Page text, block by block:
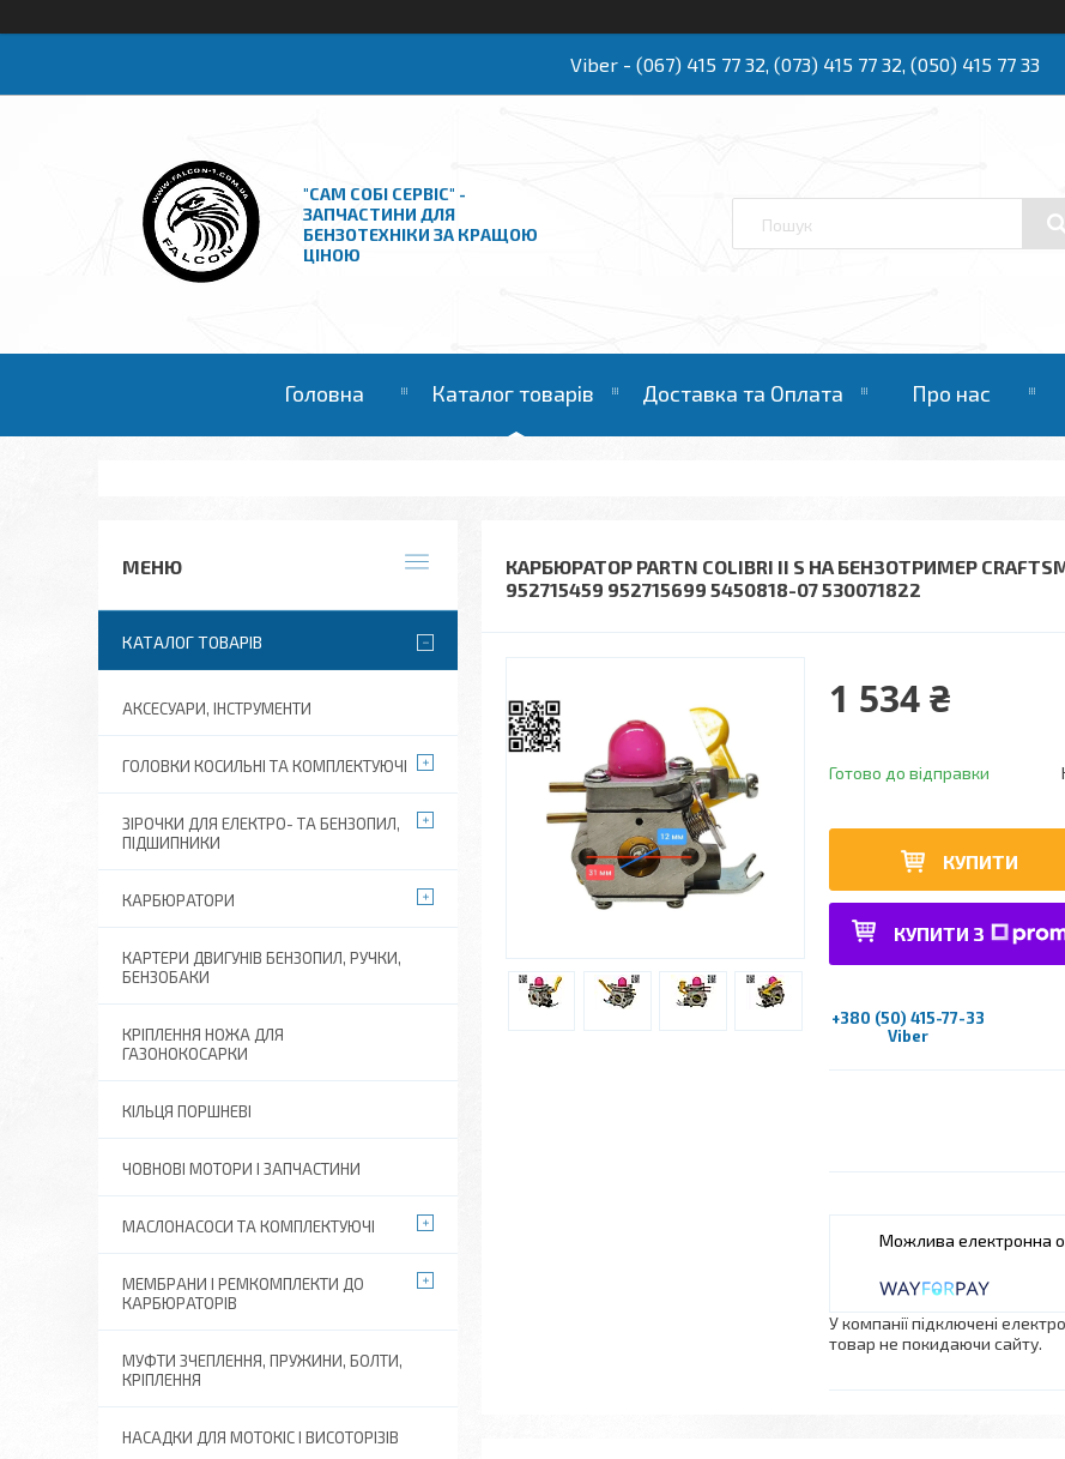
Viber - (067) 415 77 32, (073) 415 77 32, (050) 415 77 33
"САМ СОБІ СЕРВІС" -
ЗАПЧАСТИНИ ДЛЯ
БЕНЗОТЕХНІКИ ЗА КРАЩОЮ
ЦІНОЮ
Головна Каталог товарів Доставка та Оплата Про нас
КАРБЮРАТОР PARTN COLIBRI II S НА БЕНЗОТРИМЕР
952715459 952715699 5450818-07 530071822
1 534 ₴
Готово до відправки
КУПИТИ
КУПИТИ З
+380 (50) 415-77-33
Viber
У компанії підключені
товар не покидаючи сайту.
КАТАЛОГ ТОВАРІВ
АКСЕСУАРИ, ІНСТРУМЕНТИ
ГОЛОВКИ КОСИЛЬНІ ТА КОМПЛЕКТУЮЧІ
ЗІРОЧКИ ДЛЯ ЕЛЕКТРО- ТА БЕНЗОПИЛ,
ПІДШИПНИКИ
КАРБЮРАТОРИ
КАРТЕРИ ДВИГУНІВ БЕНЗОПИЛ, РУЧКИ,
БЕНЗОБАКИ
КРІПЛЕННЯ НОЖА ДЛЯ
ГАЗОНОКОСАРКИ
КІЛЬЦЯ ПОРШНЕВІ
ЧОВНОВІ МОТОРИ І ЗАПЧАСТИНИ
МАСЛОНАСОСИ ТА КОМПЛЕКТУЮЧІ
МЕМБРАНИ І РЕМКОМПЛЕКТИ ДО
КАРБЮРАТОРІВ
МУФТИ ЗЧЕПЛЕННЯ, ПРУЖИНИ, БОЛТИ,
КРІПЛЕННЯ
НАСАДКИ ДЛЯ МОТОКІС І ВИСОТОРІЗІВ